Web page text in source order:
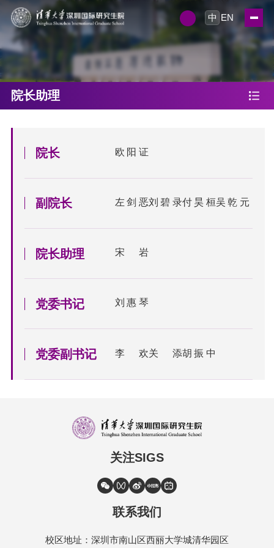
中 EN
院长助理
院长 欧阳证
副院长 左剑恶刘碧录付昊桓吴乾元
院长助理 宋岩
党委书记 刘惠琴
党委副书记 李欢关添胡振中
关注SIGS
联系我们
校区地址：深圳市南山区西丽大学城清华园区